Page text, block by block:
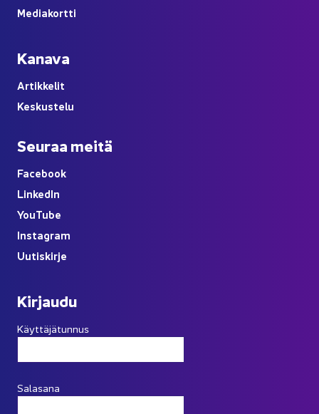
Me­dia­kort­ti
Ka­na­va
Ar­tik­ke­lit
Kes­kus­te­lu
Seu­raa meitä
Face­book
Lin­ke­dIn
YouTube
Ins­ta­gram
Uu­tis­kir­je
Kir­jau­du
Käyttäjätunnus
Salasana